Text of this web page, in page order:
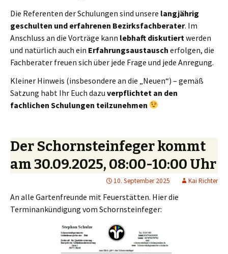
Die Referenten der Schulungen sind unsere langjährig
geschulten und erfahrenen Bezirksfachberater. Im
Anschluss an die Vorträge kann lebhaft diskutiert werden
und natürlich auch ein Erfahrungsaustausch erfolgen, die
Fachberater freuen sich über jede Frage und jede Anregung.
Kleiner Hinweis (insbesondere an die „Neuen“) – gemäß
Satzung habt Ihr Euch dazu verpflichtet an den
fachlichen Schulungen teilzunehmen
Der Schornsteinfeger kommt
am 30.09.2025, 08:00-10:00 Uhr
10. September 2025 Kai Richter
An alle Gartenfreunde mit Feuerstätten. Hier die
Terminankündigung vom Schornsteinfeger: